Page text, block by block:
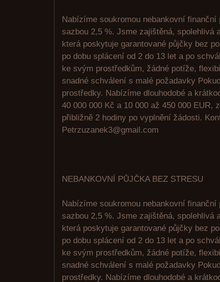
Nabízíme soukromou nebankovní
sazbou 2,5 %. Jsme zajištěná, spolehlivá
která poskytuje garantované půjčky bez
po dobu splácení od 2 do 13 let a po
ke svým prostředkům, žádné potíže,
snadné schválení s malé požadavky
prostředky. Nabízíme dlouhodobé a
40 000 000 Kč a 10 000 až 450 000 EUR,
přibližně 2 hodiny po vyplnění žádosti.
Petrzuzanek3@gmail.com
NEBANKOVNÍ PŮJČKA BEZ STRESU
Nabízíme soukromou nebankovní
sazbou 2,5 %. Jsme zajištěná, spolehlivá
která poskytuje garantované půjčky bez
po dobu splácení od 2 do 13 let a po
ke svým prostředkům, žádné potíže,
snadné schválení s malé požadavky
prostředky. Nabízíme dlouhodobé a